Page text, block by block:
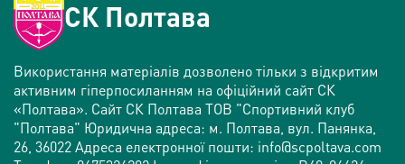
СК Полтава
Використання матеріалів дозволено тільки з відкритим
активним гіперпосиланням на офіційний сайт СК
«Полтава». Сайт СК Полтава ТОВ "Спортивний клуб
"Полтава" Юридична адреса: м. Полтава, вул. Панянка,
26, 36022 Адреса електронної пошти: info@scpoltava.com